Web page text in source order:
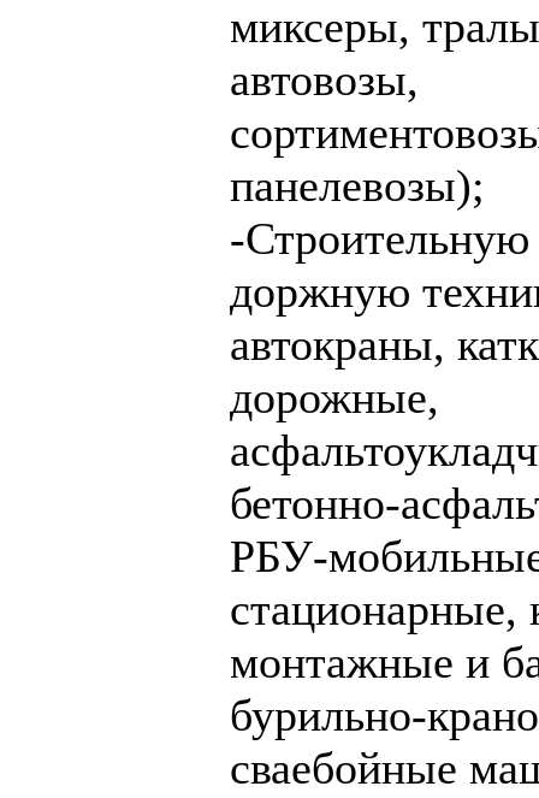
миксеры,
автовозы,
панелевозы);
-
доржную
автокраны,
дорожные,
бетонно-
РБУ-
стационарные,
монтажные и
бурильно-
сваебойные